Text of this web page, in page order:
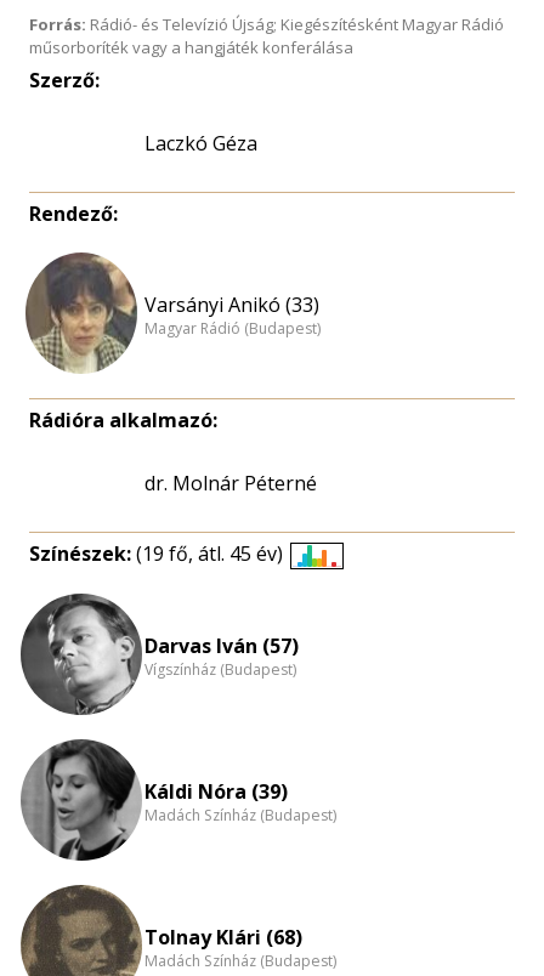
Forrás: Rádió- és Televízió Újság; Kiegészítésként Magyar Rádió
műsorboríték vagy a hangjáték konferálása
Szerző:
Laczkó Géza
Rendező:
Varsányi Anikó (33)
Magyar Rádió (Budapest)
Rádióra alkalmazó:
dr. Molnár Péterné
Színészek:(19 fő, átl. 45 év)
Darvas Iván (57)
Vígszínház (Budapest)
Káldi Nóra (39)
Madách Színház (Budapest)
Tolnay Klári (68)
Madách Színház (Budapest)